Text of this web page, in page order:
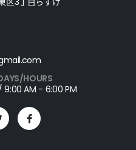
HOURS
9:00 AM - 6:00 PM